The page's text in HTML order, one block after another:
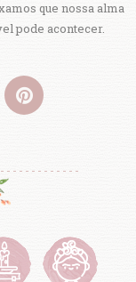
que nossa alma
pode acontecer.